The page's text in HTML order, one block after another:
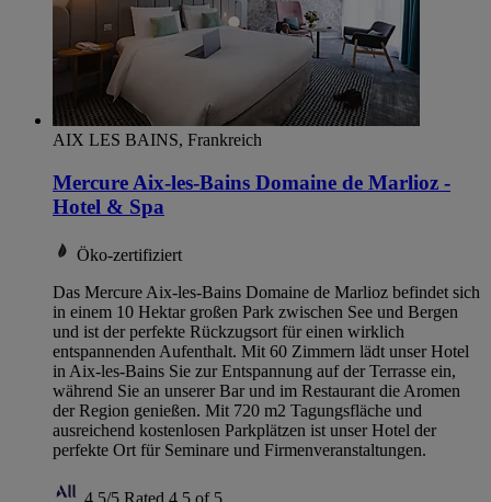
AIX LES BAINS, Frankreich
Mercure Aix-les-Bains Domaine de Marlioz -
Hotel & Spa
Öko-zertifiziert
Das Mercure Aix-les-Bains Domaine de Marlioz befindet sich
in einem 10 Hektar großen Park zwischen See und Bergen
und ist der perfekte Rückzugsort für einen wirklich
entspannenden Aufenthalt. Mit 60 Zimmern lädt unser Hotel
in Aix-les-Bains Sie zur Entspannung auf der Terrasse ein,
während Sie an unserer Bar und im Restaurant die Aromen
der Region genießen. Mit 720 m2 Tagungsfläche und
ausreichend kostenlosen Parkplätzen ist unser Hotel der
perfekte Ort für Seminare und Firmenveranstaltungen.
4,5/5 Rated 4,5 of 5